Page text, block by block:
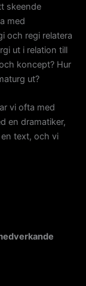
skeende
med
och regi relatera
ut i relation till
koncept? Hur
ut?
vi ofta med
en dramatiker,
text, och vi